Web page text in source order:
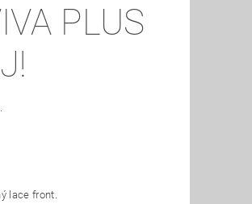
PLUS
lace front.